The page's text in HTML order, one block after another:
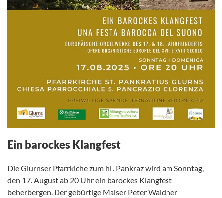
Ein barockes Klangfest
Die Glurnser Pfarrkiche zum hl . Pankraz wird am Sonntag,
den 17. August ab 20 Uhr ein barockes Klangfest
beherbergen. Der gebürtige Malser Peter Waldner